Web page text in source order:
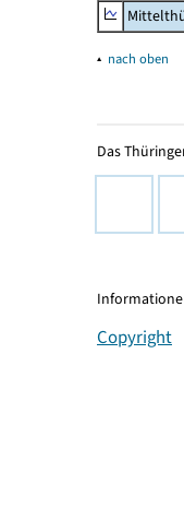
▴ nach oben
Das
Copyright